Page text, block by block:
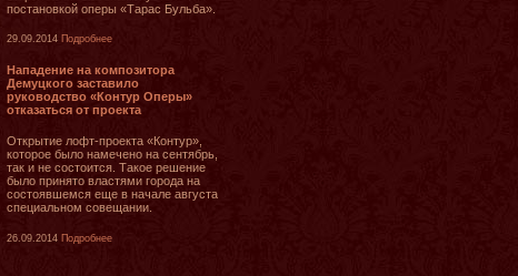
постановкой оперы «Тарас Бульба».
29.09.2014 Подробнее
Нападение на композитора
Демуцкого заставило
руководство «Контур Оперы»
отказаться от проекта
Открытие лофт-проекта «Контур»,
которое было намечено на сентябрь,
так и не состоится. Такое решение
было принято властями города на
состоявшемся еще в начале августа
специальном совещании.
26.09.2014 Подробнее